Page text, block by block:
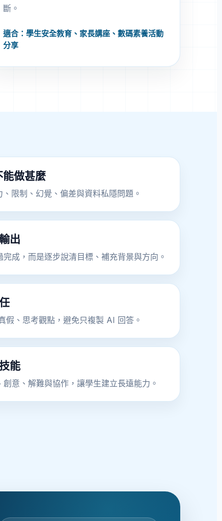
斷。
適合：學生安全教育、家長講座、數碼素養活動
分享
能做甚麼
限制、幻覺、偏差與資料私隱問題。
出
成，而是逐步說清目標、補充背景與方向。
假、思考觀點，避免只複製 AI 回答。
能
意、解難與協作，讓學生建立長遠能力。